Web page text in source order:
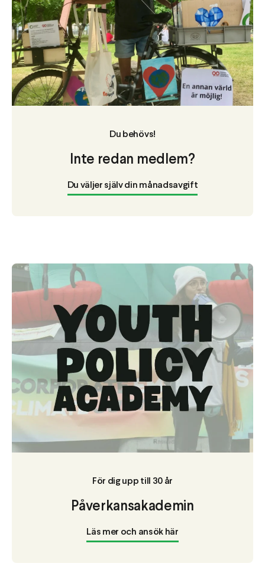
Du behövs!
Inte redan medlem?
Du väljer själv din månadsavgift
För dig upp till 30 år
Påverkansakademin
Läs mer och ansök här